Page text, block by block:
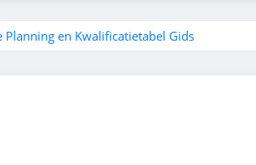
en Kwalificatietabel Gids